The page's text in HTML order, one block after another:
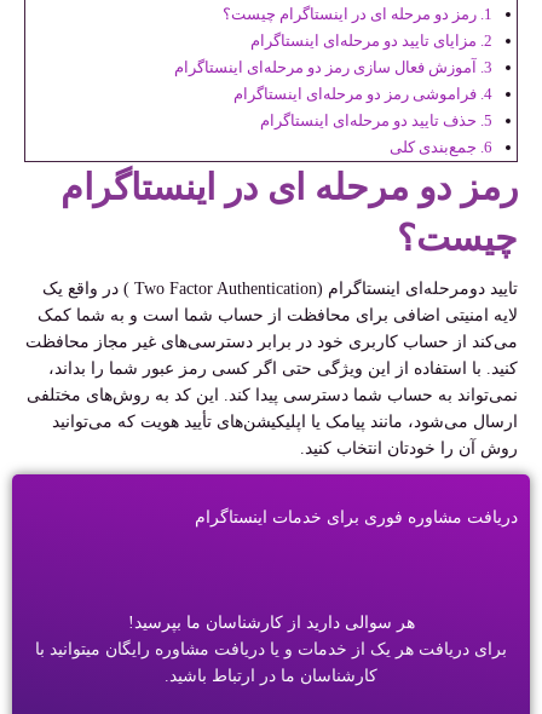
رمز دو مرحله ای در اینستاگرام چیست؟
مزایای تایید دو مرحله‌ای اینستاگرام
آموزش فعال سازی رمز دو مرحله‌ای اینستاگرام
فراموشی رمز دو مرحله‌ای اینستاگرام
حذف تایید دو مرحله‌ای اینستاگرام
جمع‌بندی کلی
رمز دو مرحله ای در اینستاگرام
چیست؟
تایید دومرحله‌ای اینستاگرام (Two Factor Authentication ) در واقع یک
لایه امنیتی اضافی برای محافظت از حساب شما است و به شما کمک
می‌کند از حساب کاربری خود در برابر دسترسی‌های غیر مجاز محافظت
کنید. با استفاده از این ویژگی حتی اگر کسی رمز عبور شما را بداند،
نمی‌تواند به حساب شما دسترسی پیدا کند. این کد به روش‌های مختلفی
ارسال می‌شود، مانند پیامک یا اپلیکیشن‌های تأیید هویت که می‌توانید
روش آن را خودتان انتخاب کنید.
دریافت مشاوره فوری برای خدمات اینستاگرام
هر سوالی دارید از کارشناسان ما بپرسید!
برای دریافت هر یک از خدمات و یا دریافت مشاوره رایگان میتوانید با
کارشناسان ما در ارتباط باشید.